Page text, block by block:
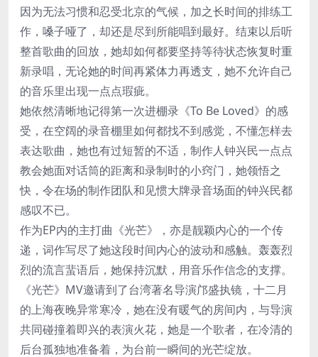
因为无法习惯和忍受北京的气候，加之长时间的排练工
作，嗓子哑了，却还是尽到所能唱到最好。结束以后听
整首歌曲的回放，她却如何都要坚持等待状态恢复时重
新录唱，无论她的时间再紧体力再透支，她不允许自己
的音乐里出现一点点瑕疵。
她依然清晰地记得第一次进棚录《To Be Loved》的感
受，在空阔的录音棚里如何都找不到感觉，不懂怎样去
表达歌曲，她也有过短暂的不适，制作人钟兴民一点点
教会她面对话筒的距离和录制时的小窍门，她领悟之
快，令在场的制作团队和见惯大牌录音场面的钟兴民都
感叹不已。
作为EP内的主打曲《光芒》，亦是靓颖内心的一个传
递，词作写尽了她这段时间内心的波动和感触。轰轰烈
烈的流言蜚语后，她保持沉默，用音乐作信念的支撑。
《光芒》MV邀请到了台湾著名导演邝盛执镜，十二月
的上海夜晚异常寒冷，她在没有暖气的房间内，与导演
共同碰撞着即兴的表演火花，她是一个歌者，在冷清的
后台孤独地准备着，为台前一瞬间的光芒绽放。